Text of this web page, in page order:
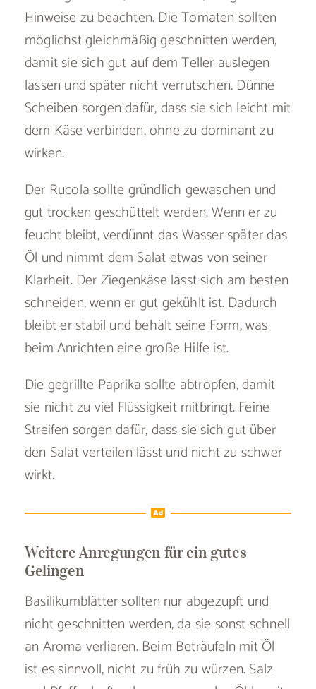
Hinweise zu beachten. Die Tomaten sollten
möglichst gleichmäßig geschnitten werden,
damit sie sich gut auf dem Teller auslegen
lassen und später nicht verrutschen. Dünne
Scheiben sorgen dafür, dass sie sich leicht mit
dem Käse verbinden, ohne zu dominant zu
wirken.
Der Rucola sollte gründlich gewaschen und
gut trocken geschüttelt werden. Wenn er zu
feucht bleibt, verdünnt das Wasser später das
Öl und nimmt dem Salat etwas von seiner
Klarheit. Der Ziegenkäse lässt sich am besten
schneiden, wenn er gut gekühlt ist. Dadurch
bleibt er stabil und behält seine Form, was
beim Anrichten eine große Hilfe ist.
Die gegrillte Paprika sollte abtropfen, damit
sie nicht zu viel Flüssigkeit mitbringt. Feine
Streifen sorgen dafür, dass sie sich gut über
den Salat verteilen lässt und nicht zu schwer
wirkt.
Weitere Anregungen für ein gutes
Gelingen
Basilikumblätter sollten nur abgezupft und
nicht geschnitten werden, da sie sonst schnell
an Aroma verlieren. Beim Beträufeln mit Öl
ist es sinnvoll, nicht zu früh zu würzen. Salz